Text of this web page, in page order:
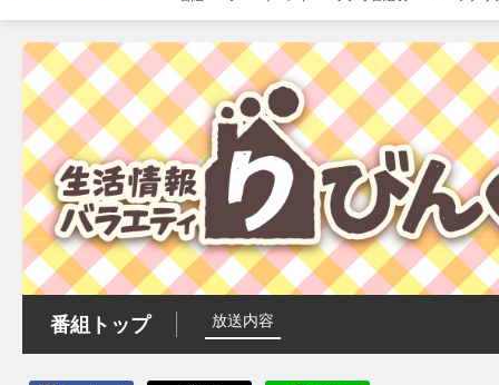
ュ
ー
番組トップ 放送内容